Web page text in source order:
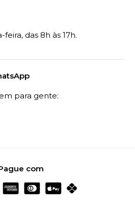
das 8h às 17h.
para gente:
com